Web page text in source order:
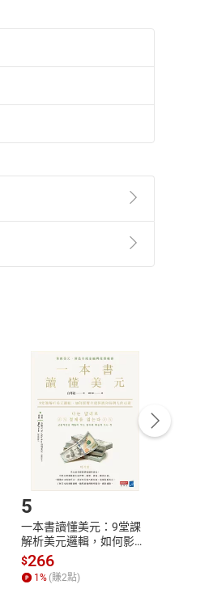
以有形媒介提供之數位
，消費者同意若訂購後
「申請取消訂單/ 退
完成訂單
Complete
5
一本書讀懂美元：9堂課
解析美元邏輯，如何影響
全球經濟和每個人的投資
【電子書】
$266
1% (賺2點)